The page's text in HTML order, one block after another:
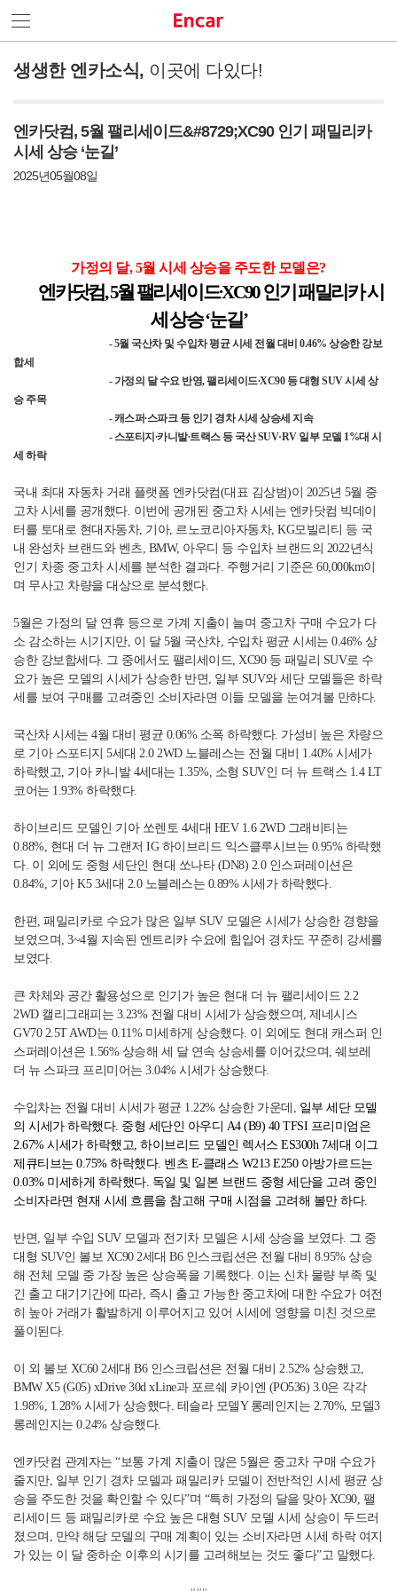
서비스 소개
Contact Us
엔카소식
언론기사
생생한 엔카소식, 이곳에 다있다!
엔카닷컴, 5월 팰리세이드&#8729;XC90 인기 패밀리카
시세 상승 ‘눈길’
2025년05월08일
가정의 달, 5월 시세 상승을 주도한 모델은?
엔카닷컴, 5월 팰리세이드∙XC90인기 패밀리카 시
세 상승‘눈길’
- 5월 국산차 및 수입차 평균 시세 전월 대비 0.46%상승한 강보
합세
-가정의 달 수요 반영,팰리세이드∙XC90 등 대형 SUV시세 상
승 주목
-캐스퍼∙스파크 등 인기 경차 시세 상승세 지속
- 스포티지 ∙카니발∙트랙스 등 국산SUV·RV 일부 모델 1%대 시
세 하락
국내 최대 자동차 거래 플랫폼 엔카닷컴(대표 김상범)이 2025년 5월 중
고차 시세를 공개했다. 이번에 공개된 중고차 시세는 엔카닷컴 빅데이
터를 토대로 현대자동차, 기아, 르노코리아자동차, KG모빌리티 등 국
내 완성차 브랜드와 벤츠, BMW, 아우디 등 수입차 브랜드의 2022년식
인기 차종 중고차 시세를 분석한 결과다. 주행거리 기준은 60,000km이
며 무사고 차량을 대상으로 분석했다.
5월은 가정의 달 연휴 등으로 가계 지출이 늘며 중고차 구매 수요가 다
소 감소하는 시기지만, 이 달 5월 국산차, 수입차 평균 시세는 0.46% 상
승한 강보합세다. 그 중에서도 팰리세이드, XC90 등 패밀리 SUV로 수
요가 높은 모델의 시세가 상승한 반면, 일부 SUV와 세단 모델들은 하락
세를 보여 구매를 고려중인 소비자라면 이들 모델을 눈여겨볼 만하다.
국산차 시세는 4월 대비 평균 0.06% 소폭 하락했다. 가성비 높은 차량으
로 기아 스포티지 5세대 2.0 2WD 노블레스는 전월 대비 1.40% 시세가
하락했고, 기아 카니발4세대는 1.35%, 소형 SUV인 더 뉴 트랙스 1.4 LT
코어는 1.93% 하락했다.
하이브리드 모델인 기아 쏘렌토 4세대 HEV 1.6 2WD 그래비티는
0.88%, 현대 더 뉴 그랜저 IG 하이브리드 익스클루시브는 0.95% 하락했
다. 이 외에도 중형 세단인 현대 쏘나타(DN8) 2.0 인스퍼레이션은
0.84%, 기아K5 3세대 2.0 노블레스는 0.89% 시세가 하락했다.
한편, 패밀리카로 수요가 많은 일부 SUV 모델은 시세가 상승한 경향을
보였으며 , 3~4월 지속된 엔트리카 수요에 힘입어 경차도 꾸준히 강세를
보였다.
큰 차체와 공간 활용성으로 인기가 높은 현대 더 뉴 팰리세이드 2.2
2WD 캘리그래피는 3.23% 전월 대비 시세가 상승했으며 , 제네시스
GV70 2.5T AWD는 0.11% 미세하게 상승했다. 이 외에도 현대 캐스퍼 인
스퍼레이션은 1.56% 상승해 세 달 연속 상승세를 이어갔으며 , 쉐보레
더 뉴 스파크 프리미어는 3.04% 시세가 상승했다.
수입차는 전월 대비 시세가 평균 1.22% 상승한 가운데 , 일부 세단 모델
의 시세가 하락했다. 중형 세단인 아우디 A4 (B9) 40 TFSI 프리미엄은
2.67% 시세가 하락했고, 하이브리드 모델인 렉서스 ES300h 7세대 이그
제큐티브는 0.75% 하락했다. 벤츠 E-클래스 W213 E250 아방가르드는
0.03% 미세하게 하락했다. 독일 및 일본 브랜드 중형 세단을 고려 중인
소비자라면 현재 시세 흐름을 참고해 구매 시점을 고려해 볼만 하다.
반면, 일부 수입 SUV 모델과 전기차 모델은 시세 상승을 보였다. 그 중
대형 SUV인 볼보 XC90 2세대 B6 인스크립션은 전월 대비 8.95% 상승
해 전체 모델 중 가장 높은 상승폭을 기록했다. 이는 신차 물량 부족 및
긴 출고 대기기간에 따라, 즉시 출고 가능한 중고차에 대한 수요가 여전
히 높아 거래가 활발하게 이루어지고 있어 시세에 영향을 미친 것으로
풀이된다.
이 외 볼보 XC60 2세대 B6 인스크립션은 전월 대비 2.52% 상승했고,
BMW X5 (G05) xDrive 30d xLine과 포르쉐 카이엔 (PO536) 3.0은 각각
1.98%, 1.28% 시세가 상승했다. 테슬라 모델Y 롱레인지는 2.70%, 모델3
롱레인지는 0.24% 상승했다.
엔카닷컴 관계자는 “보통 가계 지출이 많은 5월은 중고차 구매 수요가
줄지만, 일부 인기 경차 모델과 패밀리카 모델이 전반적인 시세 평균 상
승을 주도한 것을 확인할 수 있다”며 “특히 가정의 달을 맞아XC90, 팰
리세이드 등 패밀리카로 수요 높은 대형 SUV 모델 시세 상승이 두드러
졌으며 , 만약 해당 모델의 구매 계획이 있는 소비자라면 시세 하락 여지
가 있는 이 달 중하순 이후의 시기를 고려해보는 것도 좋다”고 말했다.